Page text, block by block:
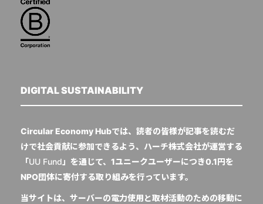
DIGITAL SUSTAINABILITY
Circular Economy Hubでは、読者の皆様が記事を読むだ
けで社会貢献に参加できるよう、ハーチ株式会社が運営する
「UU Fund 」を通じて、1ユニークユーザーにつき0.1円を
NPO団体に寄付する取り組みを行っています。
当サイトは、サーバーの電力使用と取材活動のための移動に